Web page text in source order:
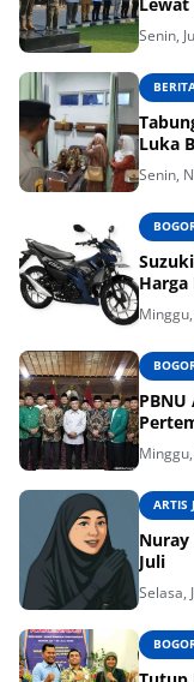
Senin,
Luka
Senin,
Harga
ARTIS
Juli
Selasa,